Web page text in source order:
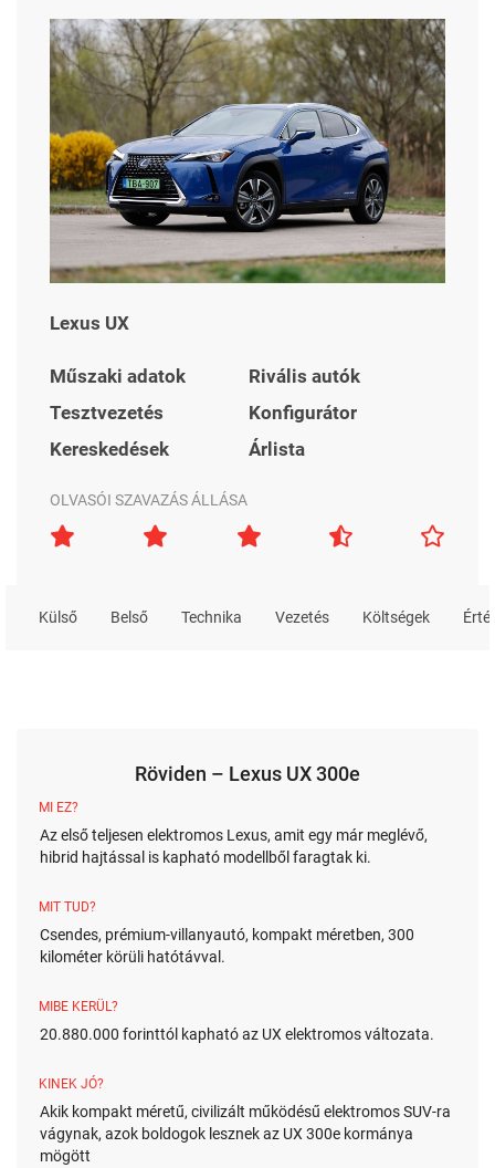
Lexus UX
Műszaki adatok
Rivális autók
Tesztvezetés
Konfigurátor
Kereskedések
Árlista
OLVASÓI SZAVAZÁS ÁLLÁSA
Külső Belső Technika Vezetés Költségek
Röviden – Lexus UX 300e
MI EZ?
Az első teljesen elektromos Lexus, amit egy már meglévő,
hibrid hajtással is kapható modellből faragtak ki.
MIT TUD?
Csendes, prémium-villanyautó, kompakt méretben, 300
kilométer körüli hatótávval.
MIBE KERÜL?
20.880.000 forinttól kapható az UX elektromos változata.
KINEK JÓ?
Akik kompakt méretű, civilizált működésű elektromos SUV-ra
vágynak, azok boldogok lesznek az UX 300e kormánya
mögött